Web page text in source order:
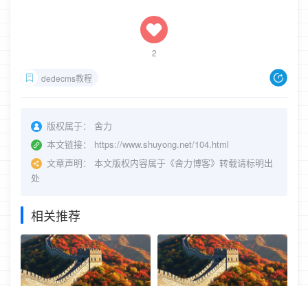
2
dedecms教程
版权属于：
舍力
本文链接：
https://www.shuyong.net/104.html
文章声明：
本文版权内容属于《舍力博客》转载请标明出
处
相关推荐